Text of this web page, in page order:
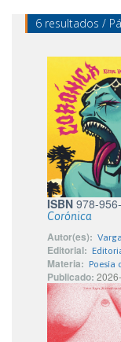
6 resultados /
ISBN 978-
Corónica
Autor(es):
Editorial:
Materia: Poesía
Publicado: